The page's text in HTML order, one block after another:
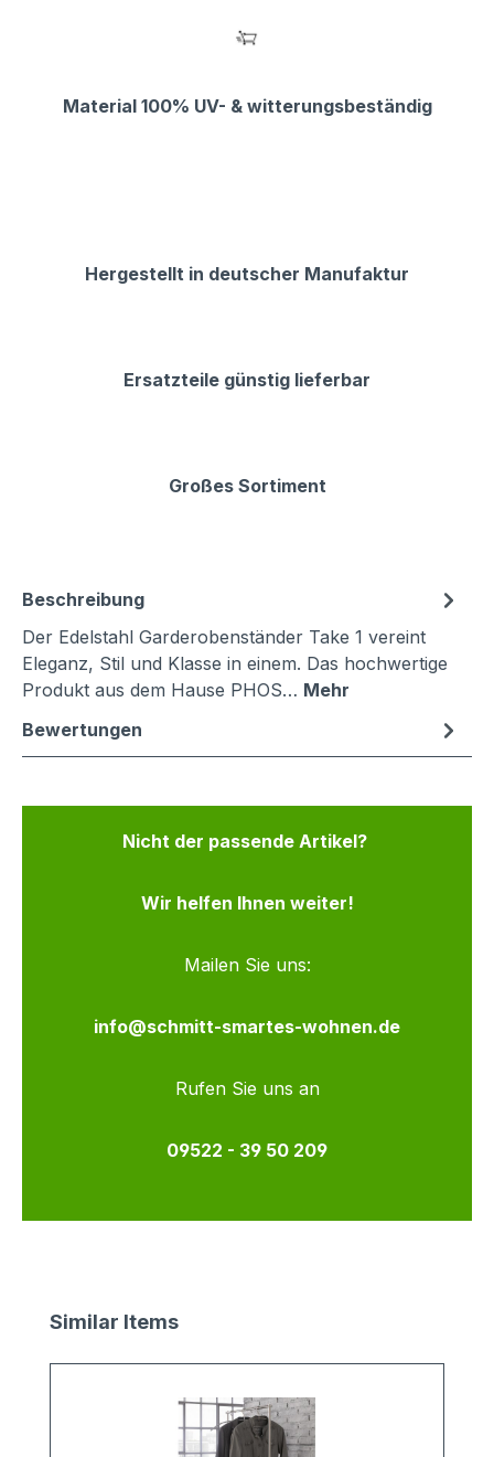
Material 100% UV- & witterungsbeständig
Hergestellt in deutscher Manufaktur
Ersatzteile günstig lieferbar
Großes Sortiment
Beschreibung
Der Edelstahl Garderobenständer Take 1 vereint
Eleganz, Stil und Klasse in einem. Das hochwertige
Produkt aus dem Hause PHOS… Mehr
Bewertungen
Nicht der passende Artikel?
Wir helfen Ihnen weiter!
Mailen Sie uns:
info@schmitt-smartes-wohnen.de
Rufen Sie uns an
09522 - 39 50 209
Produktgalerie überspringen
Similar Items